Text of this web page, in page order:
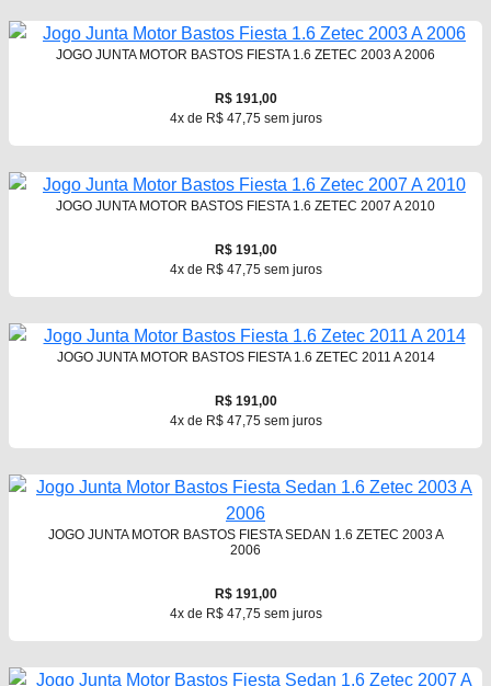
JOGO JUNTA MOTOR BASTOS FIESTA 1.6 ZETEC 2003 A 2006
R$ 191,00
4x de R$ 47,75 sem juros
JOGO JUNTA MOTOR BASTOS FIESTA 1.6 ZETEC 2007 A 2010
R$ 191,00
4x de R$ 47,75 sem juros
JOGO JUNTA MOTOR BASTOS FIESTA 1.6 ZETEC 2011 A 2014
R$ 191,00
4x de R$ 47,75 sem juros
JOGO JUNTA MOTOR BASTOS FIESTA SEDAN 1.6 ZETEC 2003 A
2006
R$ 191,00
4x de R$ 47,75 sem juros